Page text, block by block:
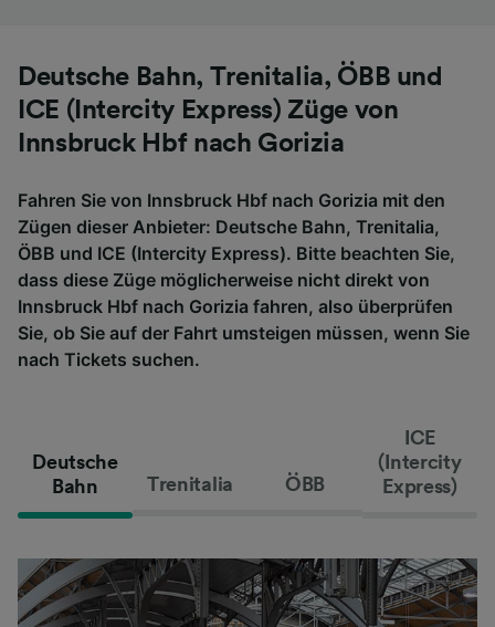
Deutsche Bahn, Trenitalia, ÖBB und
ICE (Intercity Express) Züge von
Innsbruck Hbf nach Gorizia
Fahren Sie von Innsbruck Hbf nach Gorizia mit den
Zügen dieser Anbieter: Deutsche Bahn, Trenitalia,
ÖBB und ICE (Intercity Express). Bitte beachten Sie,
dass diese Züge möglicherweise nicht direkt von
Innsbruck Hbf nach Gorizia fahren, also überprüfen
Sie, ob Sie auf der Fahrt umsteigen müssen, wenn Sie
nach Tickets suchen.
Deutsche
Bahn
Trenitalia ÖBB
ICE
(Intercity
Express)